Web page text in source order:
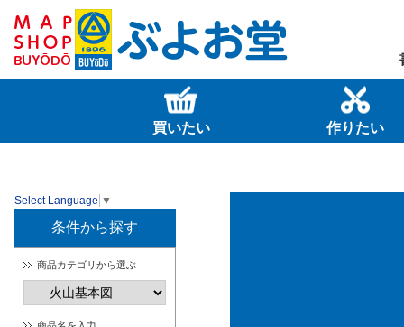
買いたい 作りたい
Select Language ▼
条件から探す
商品カテゴリから選ぶ